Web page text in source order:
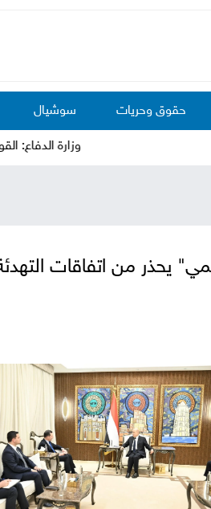
حقوق وحريات سوشيال
وزارة الدفاع:
يحذر من اتفاقات